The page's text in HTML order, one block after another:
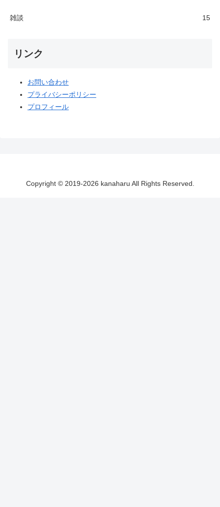
雑談 15
リンク
お問い合わせ
プライバシーポリシー
プロフィール
Copyright © 2019-2026 kanaharu All Rights Reserved.